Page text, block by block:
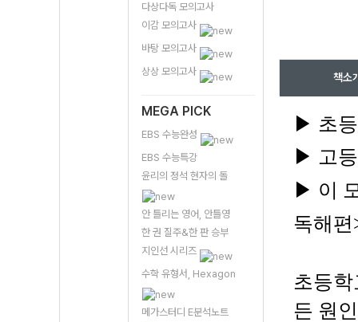
다상다독 모의고사
이감 모의고사
바탕 모의고사
상상 모의고사
MEGA PICK
EBS 수능완성
EBS 수능특강
윤리의 정석 현자의 돌
안 틀리는 영어, 안틀영
한 권 질주&한 판 승부
지인선 시리즈
수학 유형서, Hexagon
메가스터디 E분석노트
책소
▶ 초
▶ 고
▶ 이
독해편
초등
든 원